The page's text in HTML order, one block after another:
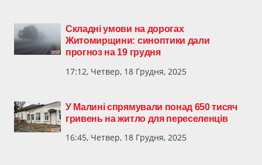
Складні умови на дорогах
Житомирщини: синоптики дали
прогноз на 19 грудня
17:12, Четвер, 18 Грудня, 2025
У Малині спрямували понад 650 тисяч
гривень на житло для переселенців
16:45, Четвер, 18 Грудня, 2025